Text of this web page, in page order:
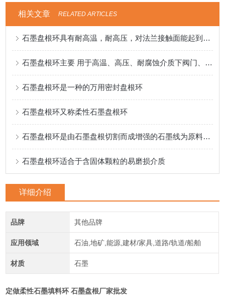
相关文章 RELATED ARTICLES
石墨盘根环具有耐高温，耐高压，对法兰接触面能起到润滑作用
石墨盘根环主要 用于高温、高压、耐腐蚀介质下阀门、泵、反应釜的密封
石墨盘根环是一种的万用密封盘根环
石墨盘根环又称柔性石墨盘根环
石墨盘根环是由石墨盘根切割而成增强的石墨线为原料精工编织而得。
石墨盘根环适合于含固体颗粒的易磨损介质
详细介绍
品牌 其他品牌
应用领域 石油,地矿,能源,建材/家具,道路/轨道/船舶
材质 石墨
定做柔性石墨填料环 石墨盘根厂家批发